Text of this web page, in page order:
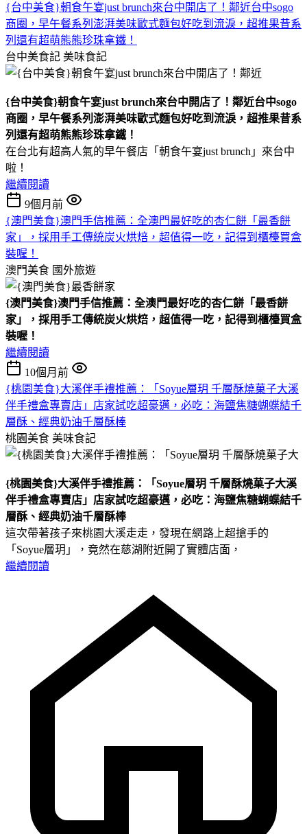
{台中美食}朝食午宴just brunch來台中開店了！鄰近台中sogo
商圈，早午餐系列澎湃美味歐式麵包好吃到流淚，超推果昔系
列還有超萌熊熊珍珠拿鐵！
台中美食記 美味食記
{台中美食}朝食午宴just brunch來台中開店了！鄰近台中sogo
商圈，早午餐系列澎湃美味歐式麵包好吃到流淚，超推果昔系
列還有超萌熊熊珍珠拿鐵！
在台北有超高人氣的早午餐店「朝食午宴just brunch」來台中
啦！
繼續閱讀
9個月前
{澳門美食}澳門手信推薦：全澳門最好吃的杏仁餅「最香餅
家」，採用手工傳統炭火烘焙，超值得一吃，記得到櫃檯買盒
裝喔！
澳門美食 國外旅遊
{澳門美食}澳門手信推薦：全澳門最好吃的杏仁餅「最香餅
家」，採用手工傳統炭火烘焙，超值得一吃，記得到櫃檯買盒
裝喔！
繼續閱讀
10個月前
{桃園美食}大溪伴手禮推薦：「Soyue層玥 千層酥燒菓子大溪
伴手禮盒專賣店」店家試吃超豪邁，必吃：海鹽焦糖蝴蝶結千
層酥、經典奶油千層酥棒
桃園美食 美味食記
{桃園美食}大溪伴手禮推薦：「Soyue層玥 千層酥燒菓子大溪
伴手禮盒專賣店」店家試吃超豪邁，必吃：海鹽焦糖蝴蝶結千
層酥、經典奶油千層酥棒
這次帶著孩子來桃園大溪走走，發現在網路上超搶手的
「Soyue層玥」，竟然在慈湖附近開了實體店面，
繼續閱讀